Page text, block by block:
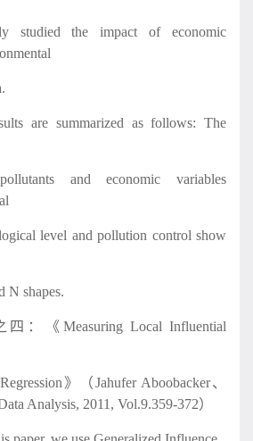
studied the impact of economic
are summarized as follows: The
and economic variables
level and pollution control show
N shapes.
：《Measuring Local Influential
》（Jahufer Aboobacker、
Analysis, 2011, Vol.9.359-372）